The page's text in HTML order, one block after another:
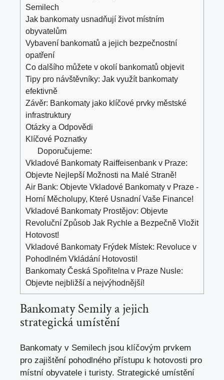
Semilech
Jak bankomaty usnadňují život místním
obyvatelům
Vybavení bankomatů a jejich bezpečnostní
opatření
Co dalšího můžete v okolí bankomatů objevit
Tipy pro návštěvníky: Jak využít bankomaty
efektivně
Závěr: Bankomaty jako klíčové prvky městské
infrastruktury
Otázky a Odpovědi
Klíčové Poznatky
Doporučujeme:
Vkladové Bankomaty Raiffeisenbank v Praze:
Objevte Nejlepší Možnosti na Malé Straně!
Air Bank: Objevte Vkladové Bankomaty v Praze -
Horní Měcholupy, Které Usnadní Vaše Finance!
Vkladové Bankomaty Prostějov: Objevte
Revoluční Způsob Jak Rychle a Bezpečně Vložit
Hotovost!
Vkladové Bankomaty Frýdek Místek: Revoluce v
Pohodlném Vkládání Hotovosti!
Bankomaty Česká Spořitelna v Praze Nusle:
Objevte nejbližší a nejvýhodnější!
Bankomaty Semily a jejich
strategická umístění
Bankomaty v Semilech jsou klíčovým prvkem
pro zajištění pohodlného přístupu k hotovosti pro
místní obyvatele i turisty. Strategické umístění